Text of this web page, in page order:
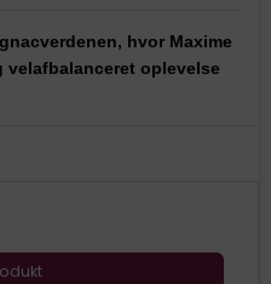
hvor Maxime
velafbalanceret oplevelse